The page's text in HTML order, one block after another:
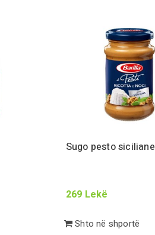
Sugo pesto siciliane
269 Lekë
Shto në shportë